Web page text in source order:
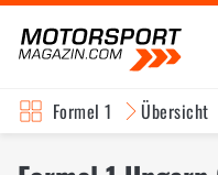
Formel 1 Übersicht